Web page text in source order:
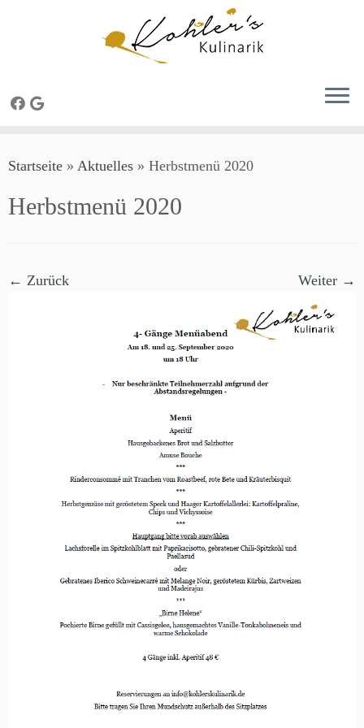
Inhalt
Startseite » Aktuelles » Herbstmenü 2020
Herbstmenü 2020
← Zurück Weiter →